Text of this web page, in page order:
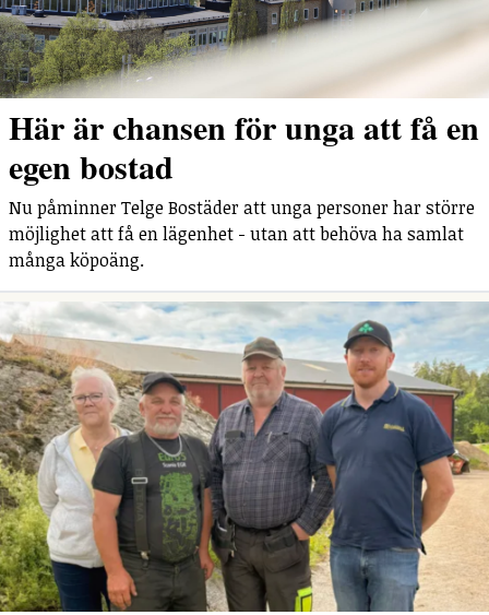
Här är chansen för unga att få en
egen bostad
Nu påminner Telge Bostäder att unga personer har större
möjlighet att få en lägenhet - utan att behöva ha samlat
många köpoäng.